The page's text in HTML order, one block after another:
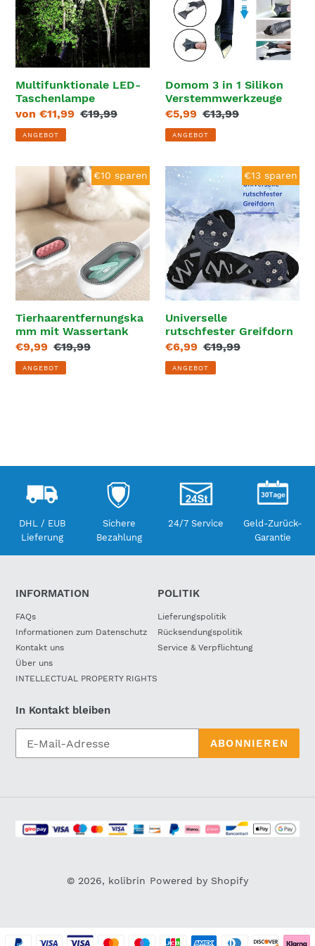
Multifunktionale LED-
Taschenlampe
Sonderpreis
von €11,99 Normaler
€19,99
ANGEBOT
Silikon
Verstemmwerkzeuge
Domom 3 in 1 Silikon
Verstemmwerkzeuge
Sonderpreis
€5,99 Normaler
Preis
€13,99
ANGEBOT
Tierhaarentfernungskamm
mit
Wassertank
Tierhaarentfernungska
mm mit Wassertank
Sonderpreis
€9,99 Normaler
Preis
€19,99
ANGEBOT
€10 sparen
Universelle
rutschfester
Greifdorn
Universelle
rutschfester Greifdorn
Sonderpreis
€6,99 Normaler
Preis
€19,99
ANGEBOT
€13 sparen
DHL / EUB
Lieferung
Sichere
Bezahlung
24/7 Service
Geld-Zurück-
Garantie
INFORMATION
FAQs
Informationen zum Datenschutz
Kontakt uns
Über uns
INTELLECTUAL PROPERTY RIGHTS
POLITIK
Lieferungspolitik
Rücksendungspolitik
Service & Verpflichtung
In Kontakt bleiben
ABONNIEREN
Zahlungsarten
© 2026, kolibrin Powered by Shopify